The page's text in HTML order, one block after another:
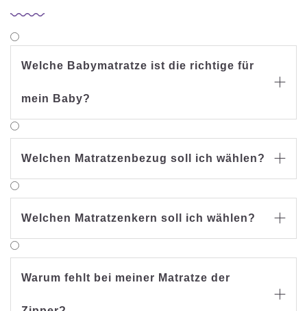
Welche Babymatratze ist die richtige für
mein Baby?

Welchen Matratzenbezug soll ich wählen? 
Welchen Matratzenkern soll ich wählen? 
Warum fehlt bei meiner Matratze der
